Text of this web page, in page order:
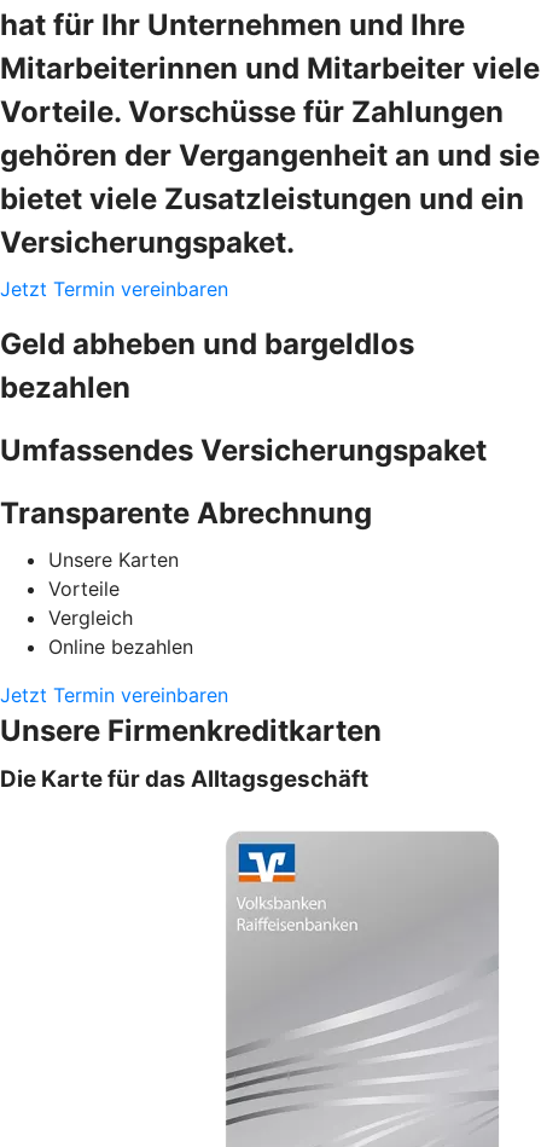
hat für Ihr Unternehmen und Ihre
Mitarbeiterinnen und Mitarbeiter viele
Vorteile. Vorschüsse für Zahlungen
gehören der Vergangenheit an und sie
bietet viele Zusatzleistungen und ein
Versicherungspaket.
Jetzt Termin vereinbaren
Geld abheben und bargeldlos
bezahlen
Umfassendes Versicherungspaket
Transparente Abrechnung
Unsere Karten
Vorteile
Vergleich
Online bezahlen
Jetzt Termin vereinbaren
Unsere Firmenkreditkarten
Die Karte für das Alltagsgeschäft